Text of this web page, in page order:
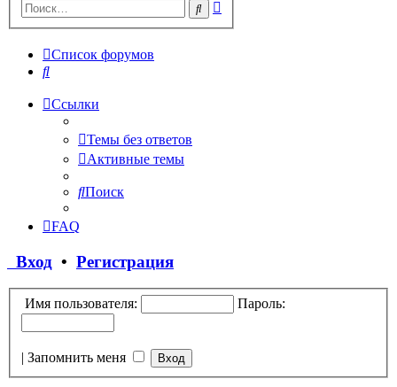
Поиск
Список форумов
Поиск
Ссылки
Темы без ответов
Активные темы
Поиск
FAQ
Вход • Регистрация
Имя пользователя: Пароль:
| Запомнить меня